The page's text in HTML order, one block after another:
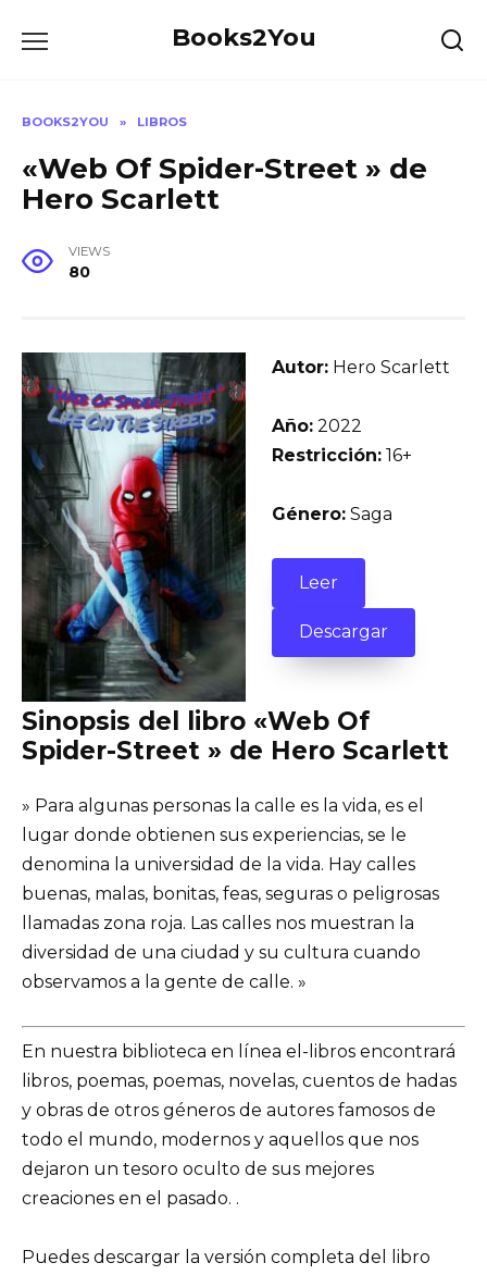
Books2You
BOOKS2YOU » LIBROS
«Web Of Spider-Street » de
Hero Scarlett
VIEWS
80
Autor: Hero Scarlett
Año: 2022
Restricción: 16+
Género: Saga
Leer
Descargar
Sinopsis del libro «Web Of
Spider-Street » de Hero Scarlett
» Para algunas personas la calle es la vida, es el
lugar donde obtienen sus experiencias, se le
denomina la universidad de la vida. Hay calles
buenas, malas, bonitas, feas, seguras o peligrosas
llamadas zona roja. Las calles nos muestran la
diversidad de una ciudad y su cultura cuando
observamos a la gente de calle. »
En nuestra biblioteca en línea el-libros encontrará
libros, poemas, poemas, novelas, cuentos de hadas
y obras de otros géneros de autores famosos de
todo el mundo, modernos y aquellos que nos
dejaron un tesoro oculto de sus mejores
creaciones en el pasado. .
Puedes descargar la versión completa del libro